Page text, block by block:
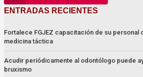
ENTRADAS RECIENTES
Fortalece FGJEZ capacitación de su personal
medicina táctica
Acudir periódicamente al odontólogo puede
bruxismo